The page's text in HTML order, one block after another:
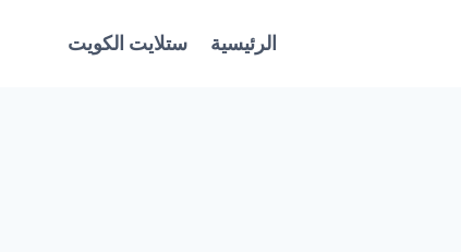
الرئيسية ستلايت الكويت